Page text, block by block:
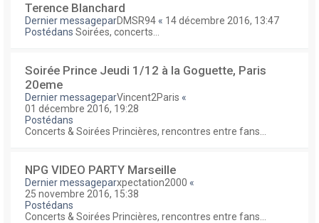
Terence Blanchard
Dernier messageparDMSR94 « 14 décembre 2016, 13:47
Postédans Soirées, concerts...
Soirée Prince Jeudi 1/12 à la Goguette, Paris
20eme
Dernier messageparVincent2Paris «
01 décembre 2016, 19:28
Postédans
Concerts & Soirées Princières, rencontres entre fans...
NPG VIDEO PARTY Marseille
Dernier messageparxpectation2000 «
25 novembre 2016, 15:38
Postédans
Concerts & Soirées Princières, rencontres entre fans...